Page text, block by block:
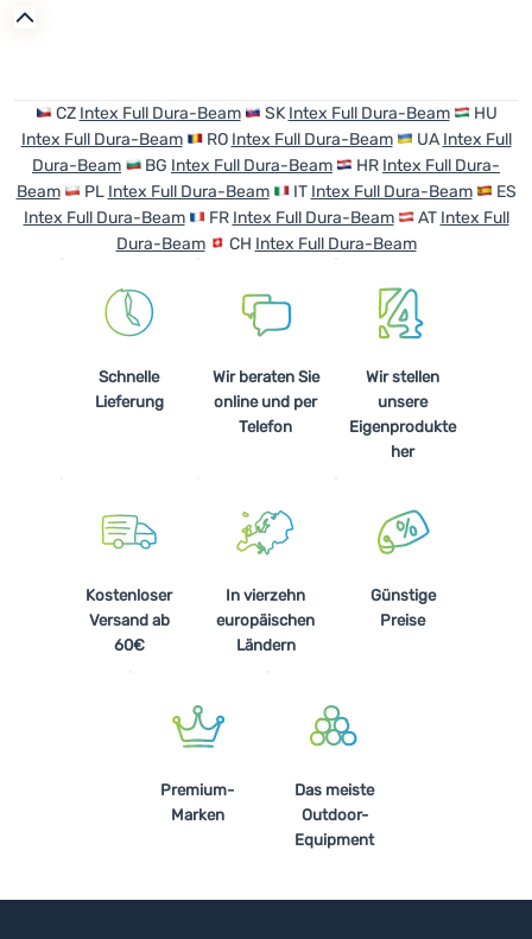
CZ Intex Full Dura-Beam SK Intex Full Dura-Beam
HU
Intex Full Dura-Beam
RO Intex Full Dura-Beam UA Intex Full
Dura-Beam
BG Intex Full Dura-Beam HR Intex Full Dura-
Beam
PL Intex Full Dura-Beam IT Intex Full Dura-Beam
ES
Intex Full Dura-Beam
FR Intex Full Dura-Beam AT Intex Full
Dura-Beam
CH Intex Full Dura-Beam
Schnelle
Lieferung
Wir beraten Sie
online und per
Telefon
Wir stellen
unsere
Eigenprodukte
her
Kostenloser
Versand ab
60€
In vierzehn
europäischen
Ländern
Günstige
Preise
Premium-
Marken
Das meiste
Outdoor-
Equipment